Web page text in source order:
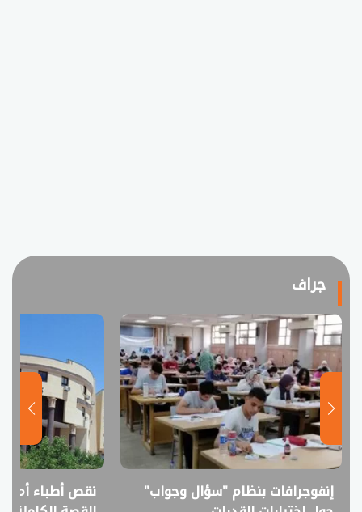
جراف
إنفوجرافات بنظام "سؤال وجواب"
نقص أطباء أم